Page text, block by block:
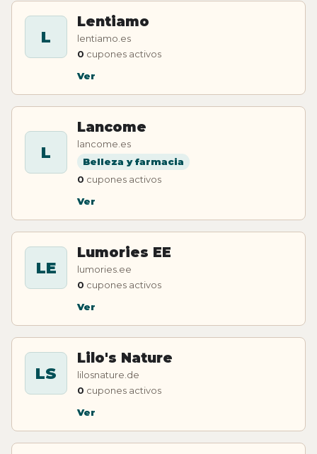
L
Lentiamo
lentiamo.es
0 cupones activos
Ver
L
Lancome
lancome.es
Belleza y farmacia
0 cupones activos
Ver
LE
Lumories EE
lumories.ee
0 cupones activos
Ver
LS
Lilo's Nature
lilosnature.de
0 cupones activos
Ver